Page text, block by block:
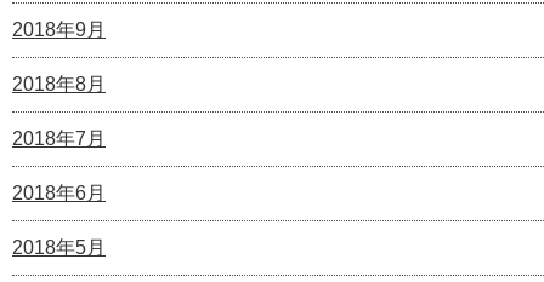
2018年9月
2018年8月
2018年7月
2018年6月
2018年5月